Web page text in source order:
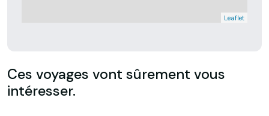
Leaflet
Ces voyages vont sûrement vous
intéresser.